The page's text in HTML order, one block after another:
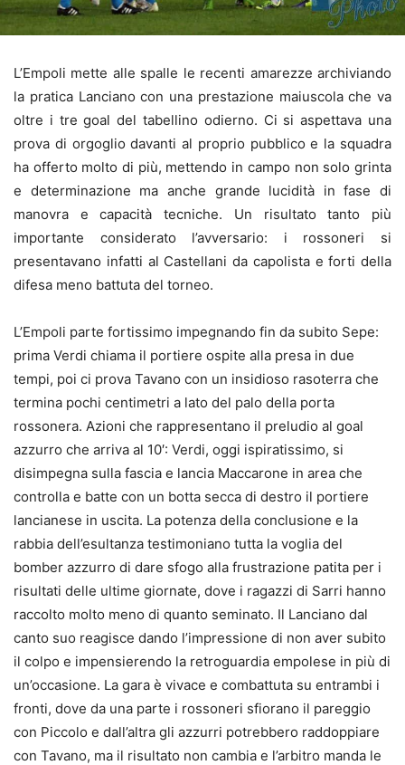
L’Empoli mette alle spalle le recenti amarezze archiviando
la pratica Lanciano con una prestazione maiuscola che va
oltre i tre goal del tabellino odierno. Ci si aspettava una
prova di orgoglio davanti al proprio pubblico e la squadra
ha offerto molto di più, mettendo in campo non solo grinta
e determinazione ma anche grande lucidità in fase di
manovra e capacità tecniche. Un risultato tanto più
importante considerato l’avversario: i rossoneri si
presentavano infatti al Castellani da capolista e forti della
difesa meno battuta del torneo.
L’Empoli parte fortissimo impegnando fin da subito Sepe:
prima Verdi chiama il portiere ospite alla presa in due
tempi, poi ci prova Tavano con un insidioso rasoterra che
termina pochi centimetri a lato del palo della porta
rossonera. Azioni che rappresentano il preludio al goal
azzurro che arriva al 10′: Verdi, oggi ispiratissimo, si
disimpegna sulla fascia e lancia Maccarone in area che
controlla e batte con un botta secca di destro il portiere
lancianese in uscita. La potenza della conclusione e la
rabbia dell’esultanza testimoniano tutta la voglia del
bomber azzurro di dare sfogo alla frustrazione patita per i
risultati delle ultime giornate, dove i ragazzi di Sarri hanno
raccolto molto meno di quanto seminato. Il Lanciano dal
canto suo reagisce dando l’impressione di non aver subito
il colpo e impensierendo la retroguardia empolese in più di
un’occasione. La gara è vivace e combattuta su entrambi i
fronti, dove da una parte i rossoneri sfiorano il pareggio
con Piccolo e dall’altra gli azzurri potrebbero raddoppiare
con Tavano, ma il risultato non cambia e l’arbitro manda le